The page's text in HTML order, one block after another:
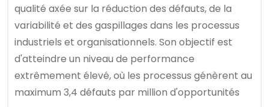
qualité axée sur la réduction des défauts, de la
variabilité et des gaspillages dans les processus
industriels et organisationnels. Son objectif est
d'atteindre un niveau de performance
extrêmement élevé, où les processus génèrent au
maximum 3,4 défauts par million d'opportunités